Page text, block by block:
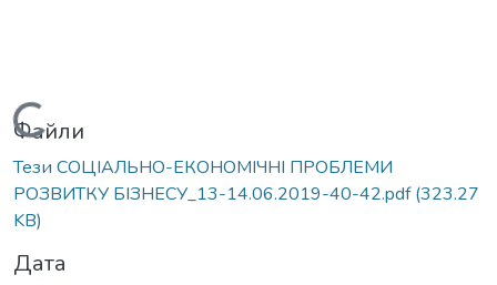
Вантажиться...
Файли
Тези СОЦІАЛЬНО-ЕКОНОМІЧНІ ПРОБЛЕМИ
РОЗВИТКУ БІЗНЕСУ_13-14.06.2019-40-42.pdf(323.27
KB)
Дата